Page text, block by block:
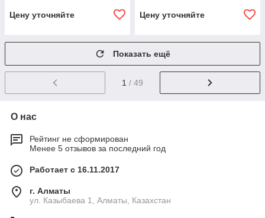
Цену уточняйте Цену уточняйте
Показать ещё
1 / 49
О нас
Рейтинг не сформирован
Менее 5 отзывов за последний год
Работает с 16.11.2017
г. Алматы
ул. Казыбаева 1, Алматы, Казахстан